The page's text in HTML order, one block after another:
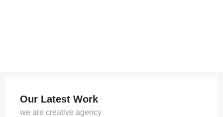
Our Latest Work
we are creative agency